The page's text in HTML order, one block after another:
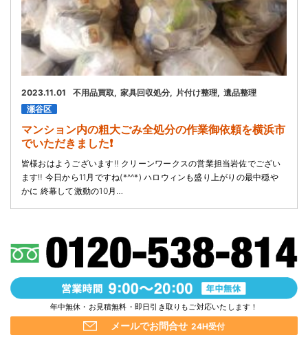
2023.11.01 不用品買取 家具回収処分 片付け整理 遺品整理
瀬谷区
マンション内の粗大ごみ全処分の作業御依頼を横浜市
でいただきました❗
皆様おはようございます‼️ クリーンワークスの営業担当岩佐でござい
ます‼️ 今日から11月ですね(*^^*) ハロウィンも盛り上がりの最中穏や
かに 終幕して激動の10月…
年中無休・お見積無料・即日引き取りもご対応いたします！
メールでお問合せ 24H受付